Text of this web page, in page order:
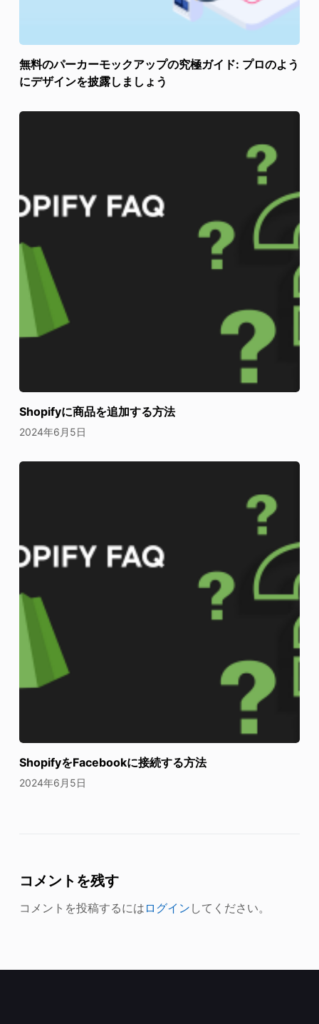
無料のパーカーモックアップの究極ガイド: プロのよう
にデザインを披露しましょう
Shopifyに商品を追加する方法
2024年6月5日
ShopifyをFacebookに接続する方法
2024年6月5日
コメントを残す
コメントを投稿するには ログイン してください。